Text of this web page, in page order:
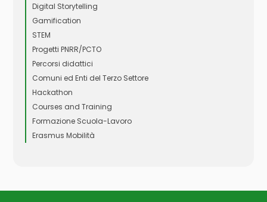
Digital Storytelling
Gamification
STEM
Progetti PNRR/PCTO
Percorsi didattici
Comuni ed Enti del Terzo Settore
Hackathon
Courses and Training
Formazione Scuola-Lavoro
Erasmus Mobilità